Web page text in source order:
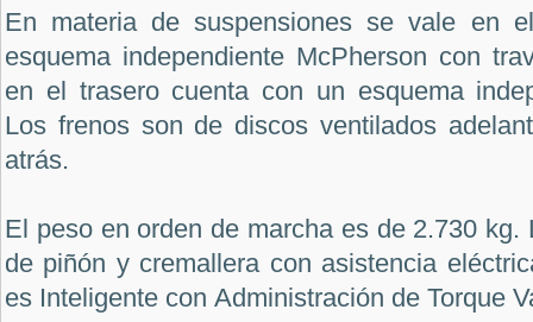
En materia de suspensiones se vale en
esquema independiente McPherson con
en el trasero cuenta con un esquema
Los frenos son de discos ventilados
atrás.
El peso en orden de marcha es de 2.730 kg.
de piñón y cremallera con asistencia
es Inteligente con Administración de Torque